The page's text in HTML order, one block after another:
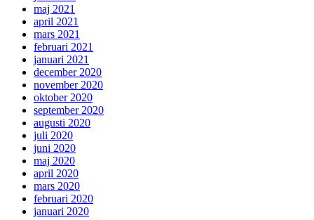
maj 2021
april 2021
mars 2021
februari 2021
januari 2021
december 2020
november 2020
oktober 2020
september 2020
augusti 2020
juli 2020
juni 2020
maj 2020
april 2020
mars 2020
februari 2020
januari 2020